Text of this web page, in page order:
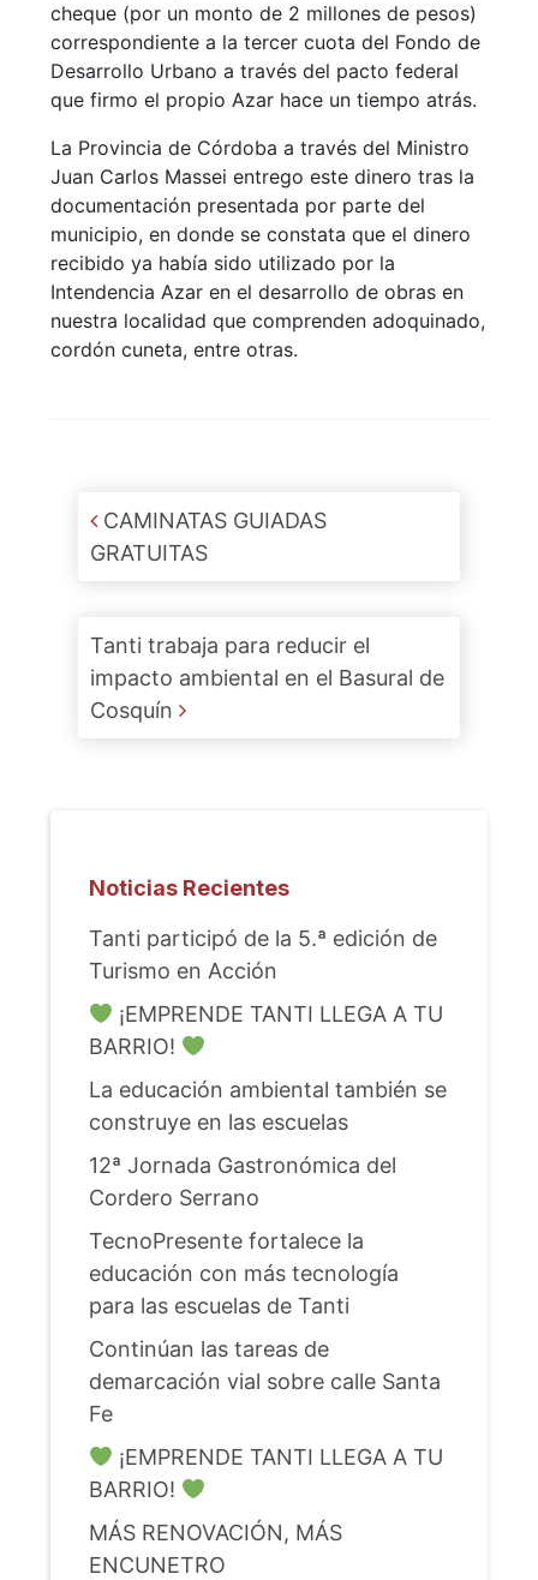
cheque (por un monto de 2 millones de pesos)
correspondiente a la tercer cuota del Fondo de
Desarrollo Urbano a través del pacto federal
que firmo el propio Azar hace un tiempo atrás.
La Provincia de Córdoba a través del Ministro
Juan Carlos Massei entrego este dinero tras la
documentación presentada por parte del
municipio, en donde se constata que el dinero
recibido ya había sido utilizado por la
Intendencia Azar en el desarrollo de obras en
nuestra localidad que comprenden adoquinado,
cordón cuneta, entre otras.
Post navigation
CAMINATAS GUIADAS
GRATUITAS
Tanti trabaja para reducir el
impacto ambiental en el Basural de
Cosquín
Noticias Recientes
Tanti participó de la 5.ª edición de
Turismo en Acción
¡EMPRENDE TANTI LLEGA A TU
BARRIO!
La educación ambiental también se
construye en las escuelas
12ª Jornada Gastronómica del
Cordero Serrano
TecnoPresente fortalece la
educación con más tecnología
para las escuelas de Tanti
Continúan las tareas de
demarcación vial sobre calle Santa
Fe
¡EMPRENDE TANTI LLEGA A TU
BARRIO!
MÁS RENOVACIÓN, MÁS
ENCUNETRO